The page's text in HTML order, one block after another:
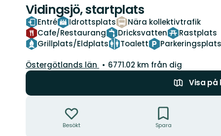
Vidingsjö, startplats
Entré Idrottsplats
Nära kollektivtrafik
Cafe/Restaurang
Dricksvatten
Rastplats
Grillplats/Eldplats
Toalett Parkeringsplats
Län:
Östergötlands län
6771.02 km från dig
Visa på
Besökt Spara